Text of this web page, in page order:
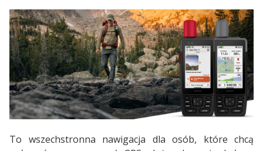
To wszechstronna nawigacja dla osób, które chcą